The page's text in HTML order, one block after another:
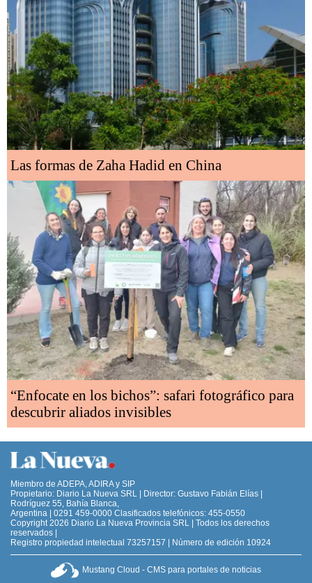
Las formas de Zaha Hadid en China
“Enfocate en los bichos”: safari fotográfico para
descubrir aliados invisibles
Miembro de ADEPA, ADIRA y SIP
Propietario: Diario La Nueva SRL | Director: Gustavo Fabián Elías |
Rodríguez 55, Bahía Blanca,
Argentina | 0291 459-0000 Clasificados telefónicos: 455-0550
Copyright 2026 Diario La Nueva Provincia SRL | Todos los derechos
reservados |
Registro propiedad intelectual 73257157 | Número de edición 10924
Mustang Cloud - CMS para portales de noticias